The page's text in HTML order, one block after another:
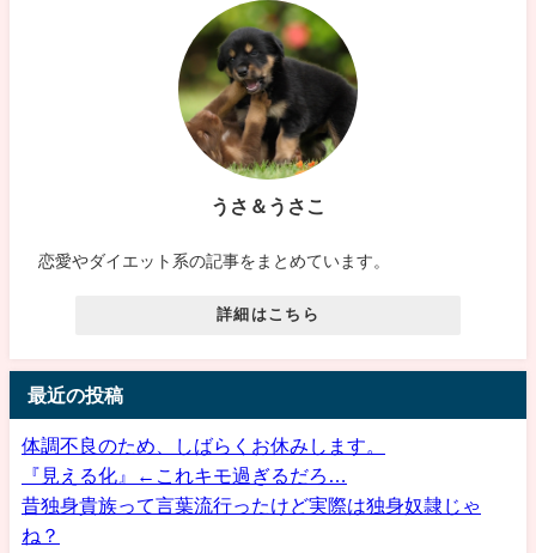
うさ＆うさこ
恋愛やダイエット系の記事をまとめています。
詳細はこちら
最近の投稿
体調不良のため、しばらくお休みします。
『見える化』←これキモ過ぎるだろ…
昔独身貴族って言葉流行ったけど実際は独身奴隷じゃ
ね？